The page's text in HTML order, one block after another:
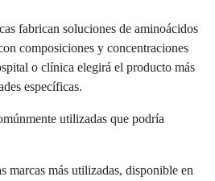
fabrican soluciones de aminoácidos
composiciones y concentraciones
o clínica elegirá el producto más
específicas.
utilizadas que podría
marcas más utilizadas, disponible en